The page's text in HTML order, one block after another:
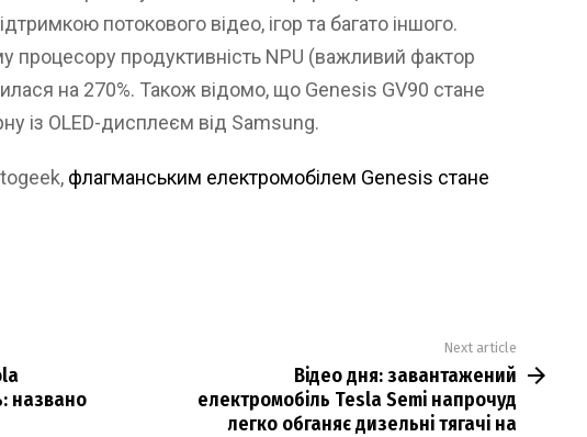
потокового відео, ігор та багато іншого.
процесору продуктивність NPU (важливий фактор
на 270%. Також відомо, що Genesis GV90 стане
із OLED-дисплеєм від Samsung.
флагманським електромобілем Genesis стане
названо
Next article
Відео дня: завантажений
електромобіль Tesla Semi напрочуд
легко обганяє дизельні тягачі на